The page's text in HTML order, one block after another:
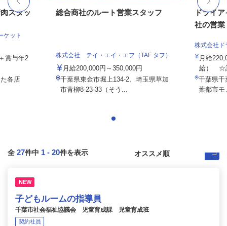
スタッ
ケット
賞与年2
各店
総合商社のルート営業スタッフ
株式会社 テイ・エイ・エフ（TAF タフ）
月給200,000円～350,000円
千葉県東金市堀上134-2、埼玉県草加
市青柳8-23-33（そう...
ドライ
社の営業
株式会社ド
月給
給） ☆
千葉県千
葉都市モ
全 27件中 1 - 20件を表示
NEW
子どもルームの指導員
千葉市社会福祉協議会 児童育成課 児童育成班
契約社員